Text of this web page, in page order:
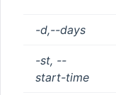
-d,--days
-st, --
start-time